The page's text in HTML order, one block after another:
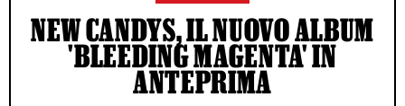
NEW CANDYS, IL NUOVO ALBUM
'BLEEDING MAGENTA' IN
ANTEPRIMA